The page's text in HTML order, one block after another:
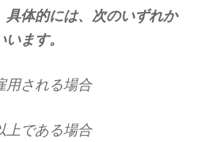
具体的には、次のいずれか
ます。
用される場合
上である場合